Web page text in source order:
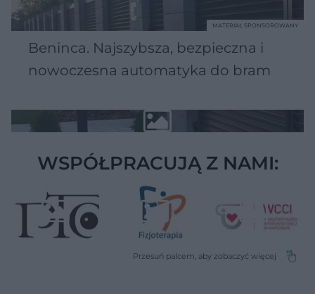
Beninca. Najszybsza, bezpieczna i
nowoczesna automatyka do bram
MATERIAŁ SPONSOROWANY
WSPÓŁPRACUJĄ Z NAMI: